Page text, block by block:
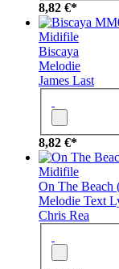
8,82 €*
Midifile
Biscaya
Melodie
James Last
8,82 €*
Midifile
On The Beach
Melodie Text
Chris Rea